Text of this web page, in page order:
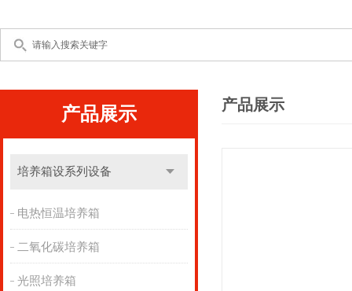
产品展示
培养箱设系列设备
电热恒温培养箱
二氧化碳培养箱
光照培养箱
产品展示